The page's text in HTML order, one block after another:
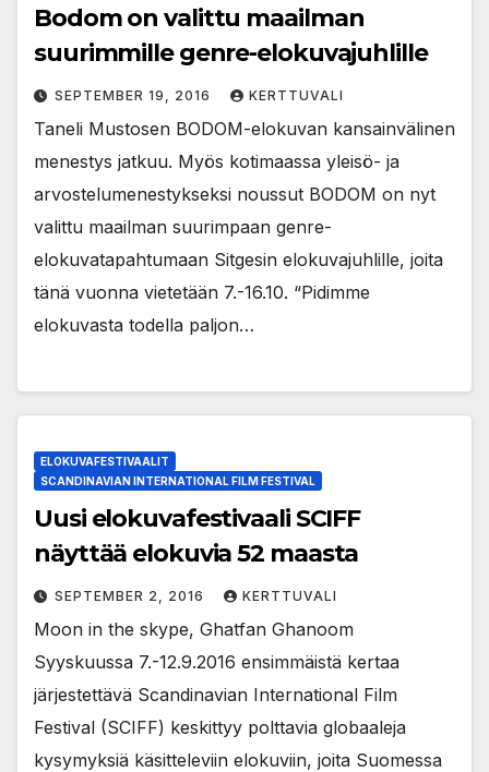
Bodom on valittu maailman
suurimmille genre-elokuvajuhlille
SEPTEMBER 19, 2016 KERTTUVALI
Taneli Mustosen BODOM-elokuvan kansainvälinen
menestys jatkuu. Myös kotimaassa yleisö- ja
arvostelumenestykseksi noussut BODOM on nyt
valittu maailman suurimpaan genre-
elokuvatapahtumaan Sitgesin elokuvajuhlille, joita
tänä vuonna vietetään 7.-16.10. “Pidimme
elokuvasta todella paljon…
ELOKUVAFESTIVAALIT
SCANDINAVIAN INTERNATIONAL FILM FESTIVAL
Uusi elokuvafestivaali SCIFF
näyttää elokuvia 52 maasta
SEPTEMBER 2, 2016 KERTTUVALI
Moon in the skype, Ghatfan Ghanoom
Syyskuussa 7.-12.9.2016 ensimmäistä kertaa
järjestettävä Scandinavian International Film
Festival (SCIFF) keskittyy polttavia globaaleja
kysymyksiä käsitteleviin elokuviin, joita Suomessa